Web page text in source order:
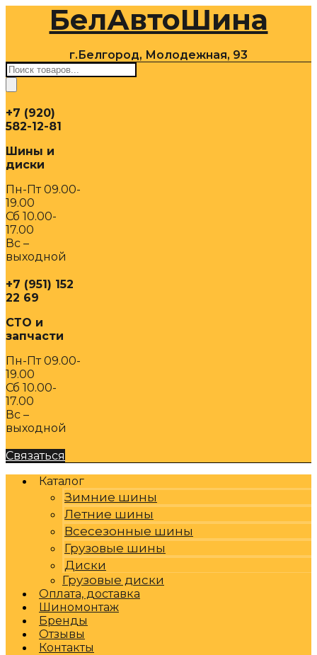
содержимомуБелАвтоШина
г.Белгород, Молодежная, 93
Поиск
товаров
+7 (920)
582-12-81
Шины и
диски
Пн-Пт 09.00-
19.00
Сб 10.00-
17.00
Вс –
выходной
+7 (951) 152
22 69
СТО и
запчасти
Пн-Пт 09.00-
19.00
Сб 10.00-
17.00
Вс –
выходной
Связаться
Каталог
Зимние шины
Летние шины
Всесезонные шины
Грузовые шины
Диски
Грузовые диски
Оплата, доставка
Шиномонтаж
Бренды
Отзывы
Контакты